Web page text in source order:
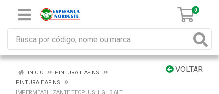
0
VOLTAR
INÍCIO
PINTURA E AFINS
PINTURA E AFINS
IMPERMEABILIZANTE TECPLUS 1 GL 3.6LT